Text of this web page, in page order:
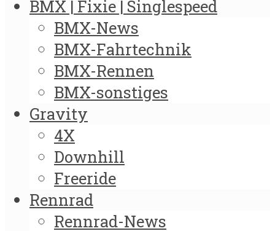
BMX | Fixie | Singlespeed
BMX-News
BMX-Fahrtechnik
BMX-Rennen
BMX-sonstiges
Gravity
4X
Downhill
Freeride
Rennrad
Rennrad-News